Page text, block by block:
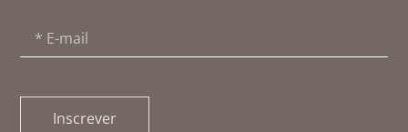
Inscrever